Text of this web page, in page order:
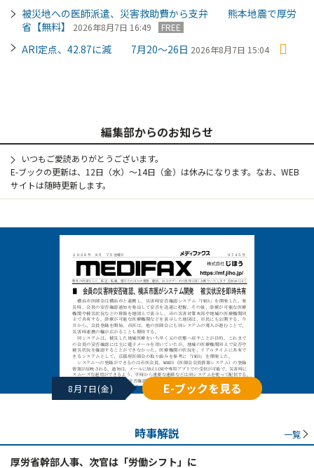
被災地への医師派遣、災害救助費から支弁 熊本地震で厚労
省【無料】
2026年8月7日 16:49 FREE
ARI定点、42.87に減 7月20～26日 2026年8月7日 15:04
編集部からのお知らせ
いつもご愛読ありがとうございます。
E-ブックの更新は、12日（水）～14日（金）は休みになります。なお、WEB
サイトは随時更新します。
8月7日(金) E-ブックを見る
時事解説 一覧
厚労省幹部人事、次官は「労働シフト」に